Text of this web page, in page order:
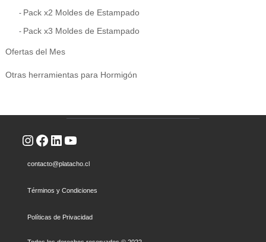
Pack x2 Moldes de Estampado
Pack x3 Moldes de Estampado
Ofertas del Mes
Otras herramientas para Hormigón
Instagram
Facebook
LinkedIn
YouTube
contacto@platacho.cl
Términos y Condiciones
Políticas de Privacidad